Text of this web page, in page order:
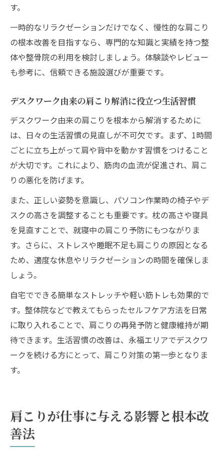
す。
一時的なリラクゼーションだけでなく、慢性的な肩こり
の根本改善を目指すなら、専門的な知識と実績を持つ整
体や整骨院の利用を検討しましょう。体験談やレビュー
も参考に、信頼できる施設選びが重要です。
デスクワーク由来の肩こり解消に役立つ生活習慣
デスクワーク由来の肩こりを根本から解消するために
は、日々の生活習慣の見直しが不可欠です。まず、1時間
ごとに立ち上がって肩や背中を動かす習慣をつけること
が大切です。これにより、筋肉の血流が促進され、肩こ
りの悪化を防げます。
また、正しい姿勢を意識し、パソコン作業時の椅子やデ
スクの高さを調整することも重要です。枕の高さや寝具
を見直すことで、就寝中の肩こり予防にもつながりま
す。さらに、ストレスや睡眠不足も肩こりの原因となる
ため、適度な休息やリラクゼーションの時間を確保しま
しょう。
自宅でできる簡単なストレッチや軽い筋トレも効果的で
す。整体院などで教えてもらったセルフケア方法を日常
に取り入れることで、肩こりの再発予防と健康維持が期
待できます。生活習慣の改善は、永福エリアでデスクワ
ークを続ける方にとって、肩こり対策の第一歩となりま
す。
肩こりが仕事に与える影響と根本改
善法